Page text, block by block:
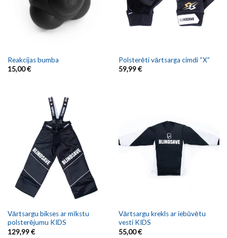
Reakcijas bumba
15,00€
Polsterēti vārtsarga cimdi “X”
59,99€
Vārtsargu bikses ar mīkstu
polsterējumu KIDS
129,99€
Vārtsargu krekls ar iebūvētu
vesti KIDS
55,00€